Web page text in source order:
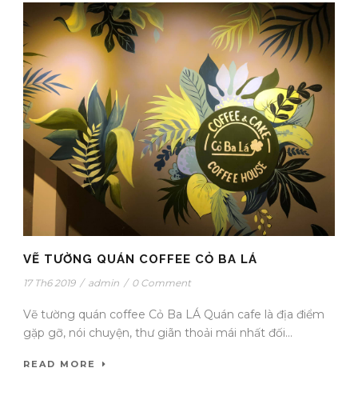
VẼ TƯỜNG QUÁN COFFEE CỎ BA LÁ
17 Th6 2019 / admin / 0 Comment
Vẽ tường quán coffee Cỏ Ba LÁ Quán cafe là địa điểm
gặp gỡ, nói chuyện, thư giãn thoải mái nhất đối...
READ MORE